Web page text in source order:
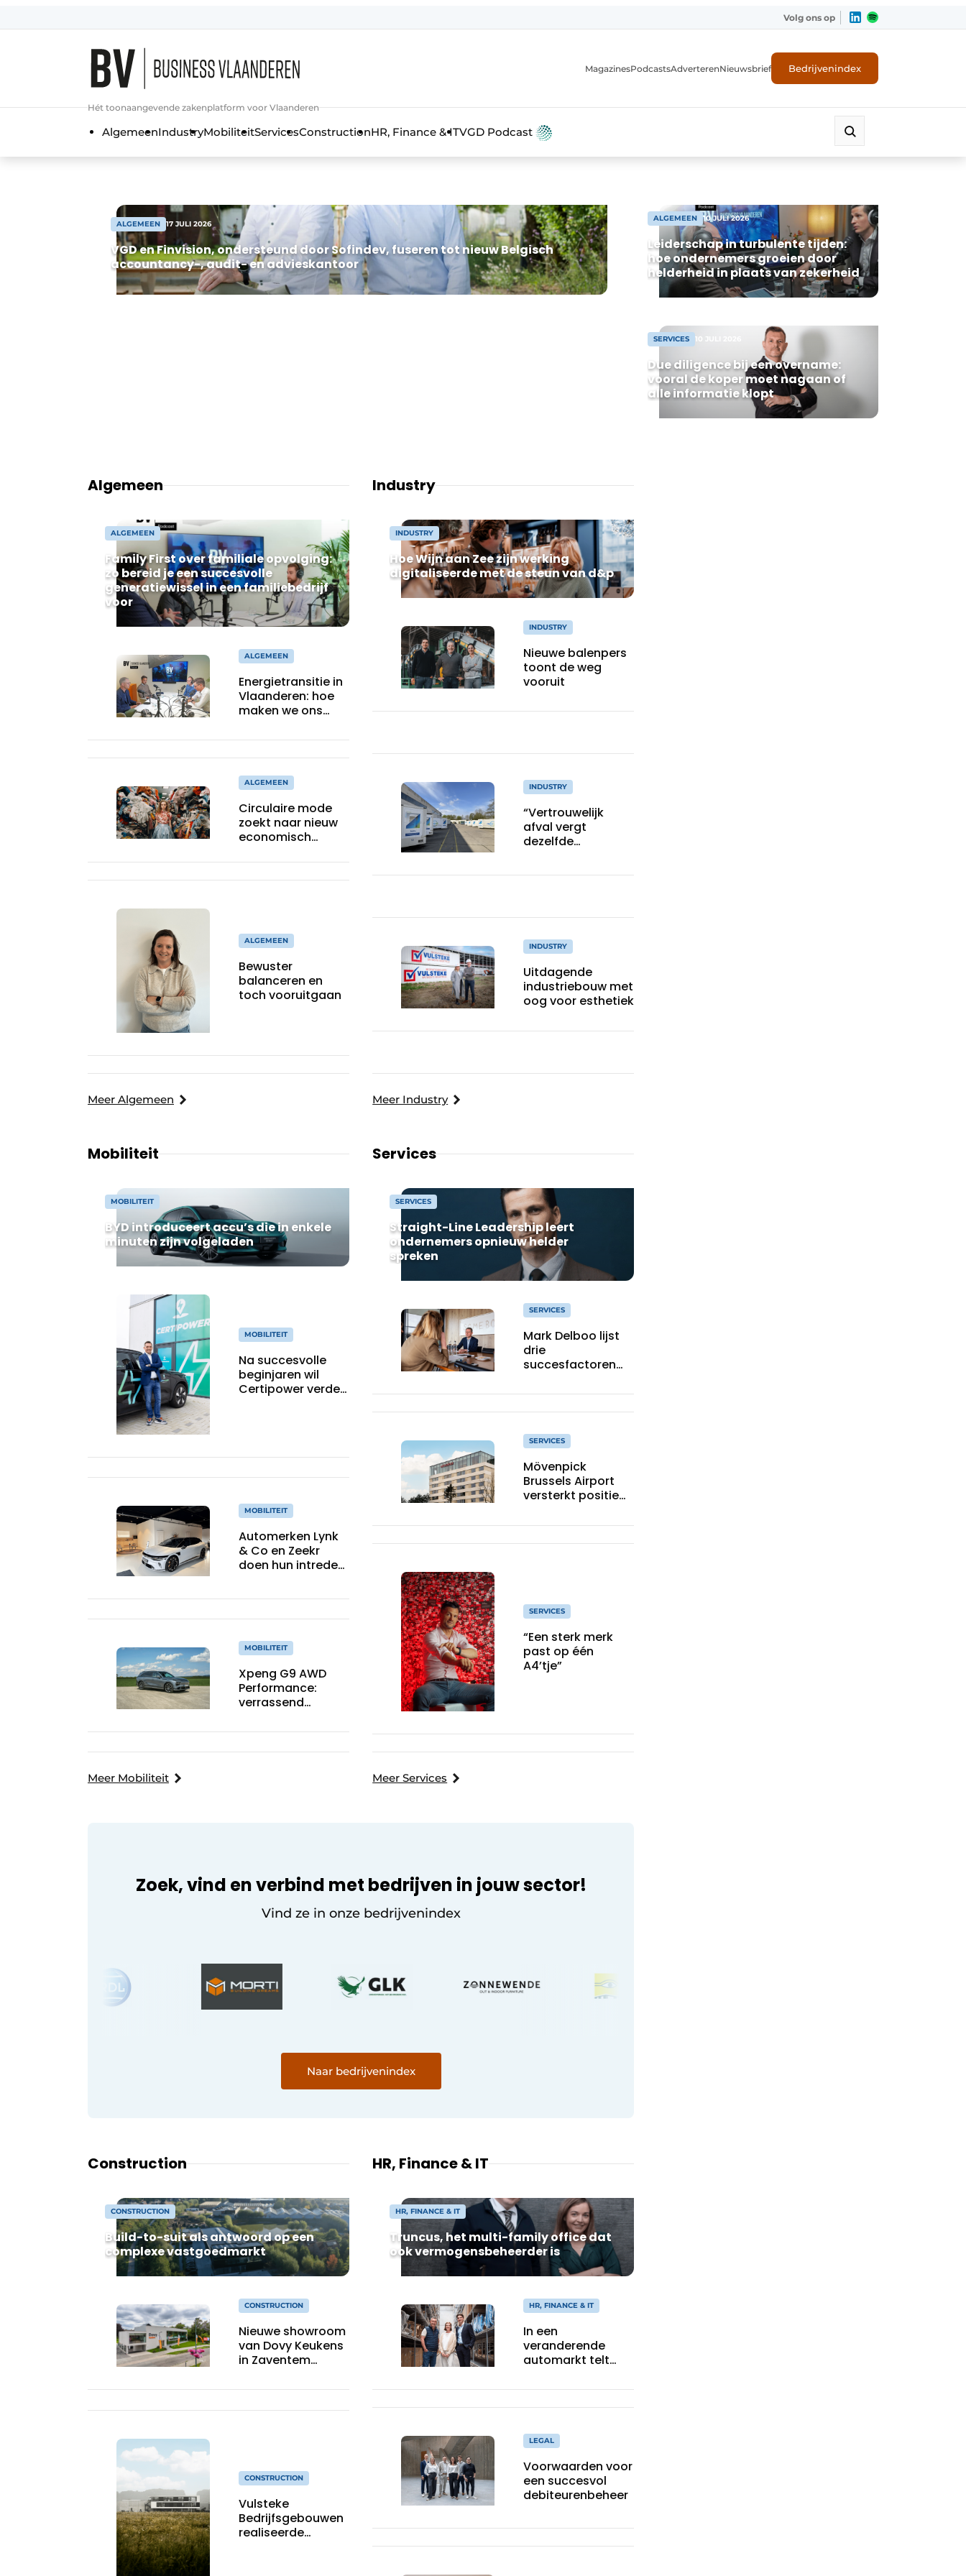
Aanmelden
Algemene voorwaarden
Bedrijven
BedrijvenContactdagen
Evenement aanmelden
Home
Meest gelezen
Nieuwsbrief
Volg ons op
Hét toonaangevende zakenplatform voor Vlaanderen
MagazinesPodcastsAdverterenNieuwsbrief Bedrijvenindex
AlgemeenIndustryMobiliteitServicesConstructionHR, Finance & ITVGD Podcast
ALGEMEEN 17 JULI 2026
VGD en Finvision, ondersteund door Sofindev, fuseren tot nieuw Belgisch
accountancy-, audit- en advieskantoor
ALGEMEEN 10 JULI 2026
Leiderschap in turbulente tijden:
hoe ondernemers groeien door
helderheid in plaats van zekerheid
SERVICES 10 JULI 2026
Due diligence bij een overname:
vooral de koper moet nagaan of
alle informatie klopt
Algemeen
ALGEMEEN
Family First over familiale opvolging:
zo bereid je een succesvolle
generatiewissel in een familiebedrijf
voor
ALGEMEEN
Energietransitie in
Vlaanderen: hoe
maken we ons
klaar voor de
ALGEMEEN
Circulaire mode
zoekt naar nieuw
economisch
ALGEMEEN
Bewuster
balanceren en
toch vooruitgaan
Meer Algemeen
Industry
INDUSTRY
Hoe Wijn aan Zee zijn werking
digitaliseerde met de steun van d&p
INDUSTRY
Nieuwe balenpers
toont de weg
vooruit
INDUSTRY
“Vertrouwelijk
afval vergt
dezelfde
INDUSTRY
Uitdagende
industriebouw met
oog voor esthetiek
Meer Industry
Mobiliteit
MOBILITEIT
BYD introduceert accu’s die in enkele
minuten zijn volgeladen
MOBILITEIT
Na succesvolle
beginjaren wil
Certipower verder
MOBILITEIT
Automerken Lynk
& Co en Zeekr
doen hun intrede
MOBILITEIT
Xpeng G9 AWD
Performance:
verrassend
Meer Mobiliteit
Services
SERVICES
Straight-Line Leadership leert
ondernemers opnieuw helder
spreken
SERVICES
Mark Delboo lijst
drie
succesfactoren
overdracht van
SERVICES
Mövenpick
Brussels Airport
versterkt positie
internationale
SERVICES
“Een sterk merk
past op één
A4’tje”
Meer Services
Zoek, vind en verbind met bedrijven in jouw sector!
Vind ze in onze bedrijvenindex
Naar bedrijvenindex
Construction
CONSTRUCTION
Build-to-suit als antwoord op een
complexe vastgoedmarkt
CONSTRUCTION
Nieuwe showroom
van Dovy Keukens
in Zaventem
architectuur,
CONSTRUCTION
Vulsteke
Bedrijfsgebouwen
realiseerde
HR, Finance & IT
HR, FINANCE & IT
Truncus, het multi-family office dat
ook vermogensbeheerder is
HR, FINANCE & IT
In een
veranderende
automarkt telt
LEGAL
Voorwaarden voor
een succesvol
debiteurenbeheer